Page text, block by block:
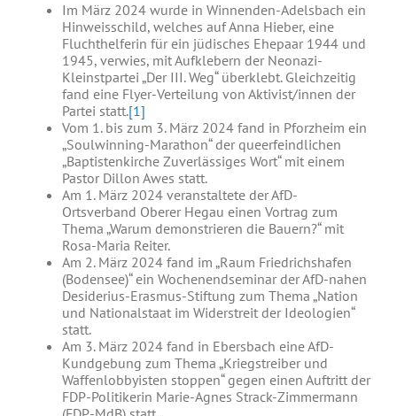
Im März 2024 wurde in Winnenden-Adelsbach ein
Hinweisschild, welches auf Anna Hieber, eine
Fluchthelferin für ein jüdisches Ehepaar 1944 und
1945, verwies, mit Aufklebern der Neonazi-
Kleinstpartei „Der III. Weg“ überklebt. Gleichzeitig
fand eine Flyer-Verteilung von Aktivist/innen der
Partei statt.[1]
Vom 1. bis zum 3. März 2024 fand in Pforzheim ein
„Soulwinning-Marathon“ der queerfeindlichen
„Baptistenkirche Zuverlässiges Wort“ mit einem
Pastor Dillon Awes statt.
Am 1. März 2024 veranstaltete der AfD-
Ortsverband Oberer Hegau einen Vortrag zum
Thema „Warum demonstrieren die Bauern?“ mit
Rosa-Maria Reiter.
Am 2. März 2024 fand im „Raum Friedrichshafen
(Bodensee)“ ein Wochenendseminar der AfD-nahen
Desiderius-Erasmus-Stiftung zum Thema „Nation
und Nationalstaat im Widerstreit der Ideologien“
statt.
Am 3. März 2024 fand in Ebersbach eine AfD-
Kundgebung zum Thema „Kriegstreiber und
Waffenlobbyisten stoppen“ gegen einen Auftritt der
FDP-Politikerin Marie-Agnes Strack-Zimmermann